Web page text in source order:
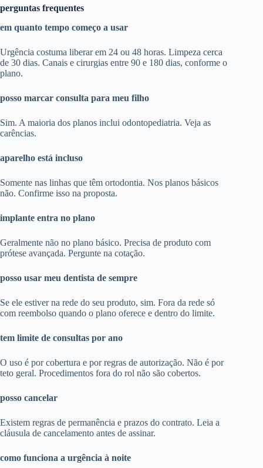
perguntas frequentes
em quanto tempo começo a usar
Urgência costuma liberar em 24 ou 48 horas. Limpeza cerca
de 30 dias. Canais e cirurgias entre 90 e 180 dias, conforme o
plano.
posso marcar consulta para meu filho
Sim. A maioria dos planos inclui odontopediatria. Veja as
carências.
aparelho está incluso
Somente nas linhas que têm ortodontia. Nos planos básicos
não. Confirme isso na proposta.
implante entra no plano
Geralmente não no plano básico. Precisa de produto com
prótese avançada. Pergunte na cotação.
posso usar meu dentista de sempre
Se ele estiver na rede do seu produto, sim. Fora da rede só
com reembolso quando o plano oferece e dentro do limite.
tem limite de consultas por ano
O uso é por cobertura e por regras de autorização. Não é por
teto geral. Procedimentos fora do rol não são cobertos.
posso cancelar
Existem regras de permanência e prazos do contrato. Leia a
cláusula de cancelamento antes de assinar.
como funciona a urgência à noite